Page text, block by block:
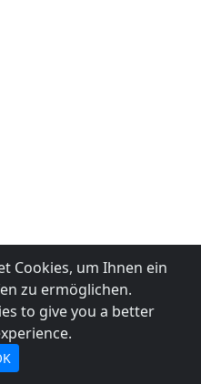
Cookies, um Ihnen ein
zu ermöglichen.
to give you a better